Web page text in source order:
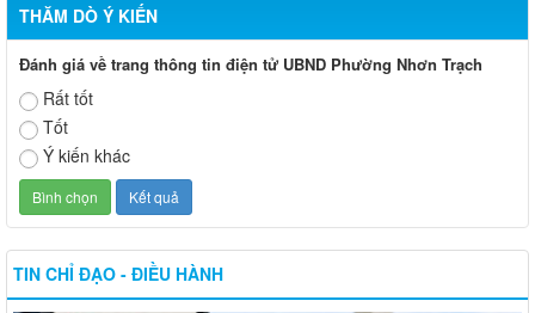
THĂM DÒ Ý KIẾN
Đánh giá về trang thông tin điện tử UBND Phường Nhơn Trạch
Rất tốt
Tốt
Ý kiến khác
TIN CHỈ ĐẠO - ĐIỀU HÀNH